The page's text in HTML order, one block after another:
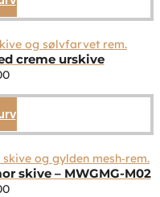
creme urskive
skive – MWGMG-M02